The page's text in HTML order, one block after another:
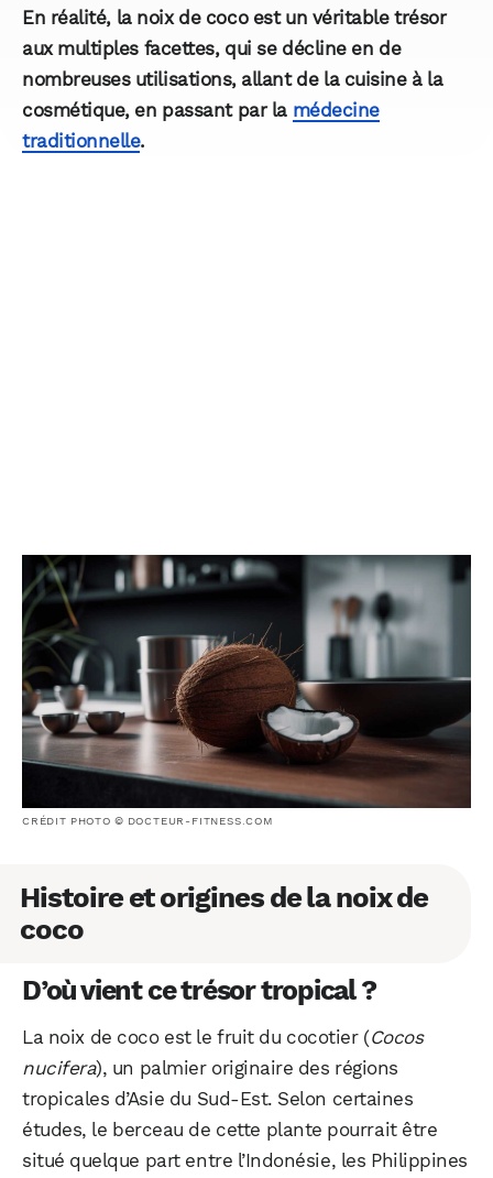
En réalité, la noix de coco est un véritable trésor
aux multiples facettes, qui se décline en de
nombreuses utilisations, allant de la cuisine à la
cosmétique, en passant par la médecine
traditionnelle.
CRÉDIT PHOTO © DOCTEUR-FITNESS.COM
Histoire et origines de la noix de
coco
D’où vient ce trésor tropical ?
La noix de coco est le fruit du cocotier (Cocos
nucifera), un palmier originaire des régions
tropicales d’Asie du Sud-Est. Selon certaines
études, le berceau de cette plante pourrait être
situé quelque part entre l’Indonésie, les Philippines